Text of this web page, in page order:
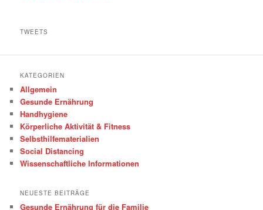
TWEETS
KATEGORIEN
Allgemein
Gesunde Ernährung
Handhygiene
Körperliche Aktivität & Fitness
Selbsthilfematerialien
Social Distancing
Wissenschaftliche Informationen
NEUESTE BEITRÄGE
Gesunde Ernährung für die Familie